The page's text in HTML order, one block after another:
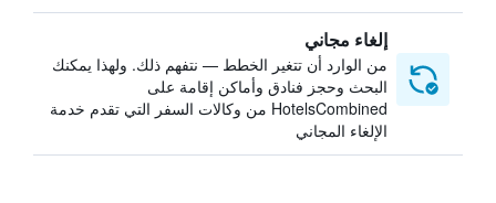
إلغاء مجاني
من الوارد أن تتغير الخطط — نتفهم ذلك. ولهذا يمكنك
البحث وحجز فنادق وأماكن إقامة على
HotelsCombined من وكالات السفر التي تقدم خدمة
الإلغاء المجاني